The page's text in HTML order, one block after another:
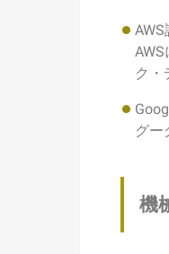
ク・
グー
機